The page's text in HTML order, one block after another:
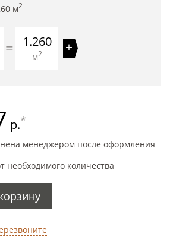
м2
= 1.260
м2 +
р.*
менеджером после оформления
необходимого количества